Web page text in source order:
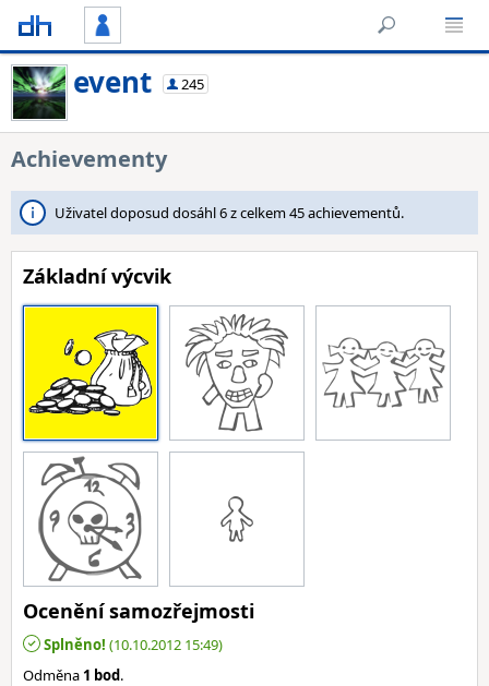
event 245
Achievementy
Uživatel doposud dosáhl 6 z celkem 45 achievementů.
Základní výcvik
Ocenění samozřejmosti
Splněno! (10.10.2012 15:49)
Odměna 1 bod.